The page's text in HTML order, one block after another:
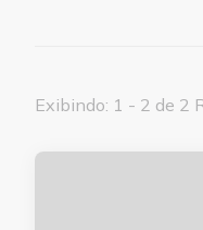
Exibindo: 1 - 2 de 2